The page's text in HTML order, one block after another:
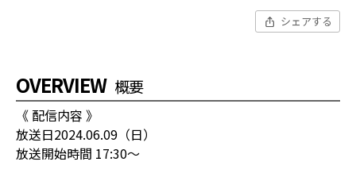
シェアする
OVERVIEW 概要
《 配信内容 》
放送日2024.06.09（日）
放送開始時間 17:30〜